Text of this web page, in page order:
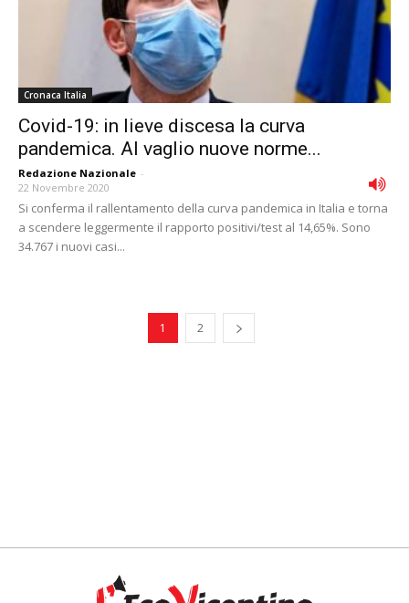
Cronaca Italia
Covid-19: in lieve discesa la curva
pandemica. Al vaglio nuove norme...
Redazione Nazionale -
22 Novembre 2020
Si conferma il rallentamento della curva pandemica in Italia e torna
a scendere leggermente il rapporto positivi/test al 14,65%. Sono
34.767 i nuovi casi...
1 2